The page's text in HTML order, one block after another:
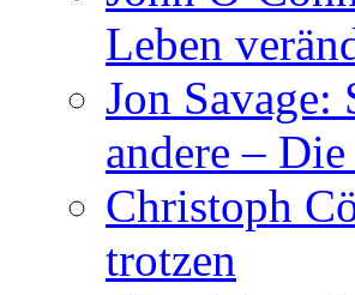
Leben
Jon Savage:
andere –
Christoph
trotzen